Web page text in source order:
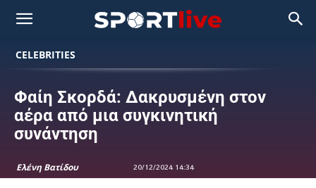
CELEBRITIES
Φαίη Σκορδά: Δακρυσμένη στον
αέρα από μια συγκινητική
συνάντηση
Ελένη Βατίδου 20/12/2024 14:34